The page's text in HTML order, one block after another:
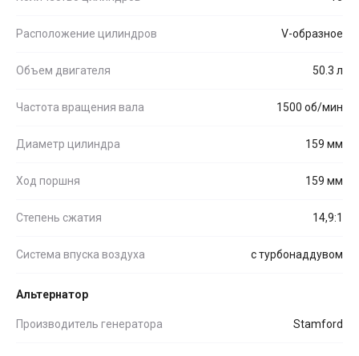
Расположение цилиндров V-образное
Объем двигателя 50.3 л
Частота вращения вала 1500 об/мин
Диаметр цилиндра 159 мм
Ход поршня 159 мм
Степень сжатия 14,9:1
Система впуска воздуха с турбонаддувом
Альтернатор
Производитель генератора Stamford